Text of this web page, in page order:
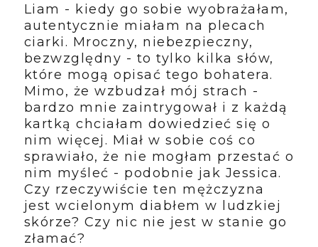
Liam - kiedy go sobie wyobrażałam,
autentycznie miałam na plecach
ciarki. Mroczny, niebezpieczny,
bezwzględny - to tylko kilka słów,
które mogą opisać tego bohatera.
Mimo, że wzbudzał mój strach -
bardzo mnie zaintrygował i z każdą
kartką chciałam dowiedzieć się o
nim więcej. Miał w sobie coś co
sprawiało, że nie mogłam przestać o
nim myśleć - podobnie jak Jessica.
Czy rzeczywiście ten mężczyzna
jest wcielonym diabłem w ludzkiej
skórze? Czy nic nie jest w stanie go
złamać?